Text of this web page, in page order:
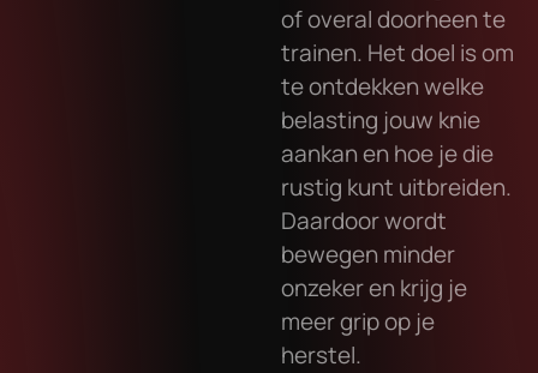
of overal doorheen te
trainen. Het doel is om
te ontdekken welke
belasting jouw knie
aankan en hoe je die
rustig kunt uitbreiden.
Daardoor wordt
bewegen minder
onzeker en krijg je
meer grip op je
herstel.